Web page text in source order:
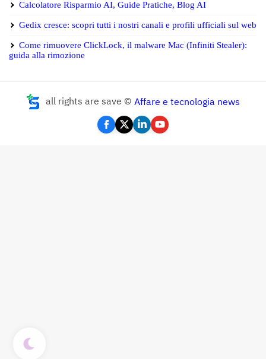
Calcolatore Risparmio AI, Guide Pratiche, Blog AI
Gedix cresce: scopri tutti i nostri canali e profili ufficiali sul web
Come rimuovere ClickLock, il malware Mac (Infiniti Stealer):
guida alla rimozione
all rights are save © Affare e tecnologia news